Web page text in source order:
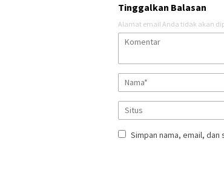
Tinggalkan Balasan
Alamat email Anda tidak akan
Simpan nama, email,